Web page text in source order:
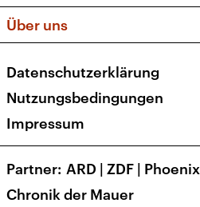
Apps
Newsletter
Veranstaltungen
Social Media
Über uns
Presse
Karriere
Transparenz
Datenschutzerklärung
Nutzungsbedingungen
Impressum
Partner ARD | ZDF | Phoenix
Chronik der Mauer